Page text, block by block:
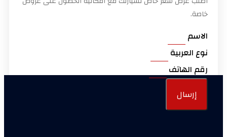
خاصة.
الاسم
نوع العربية
رقم الهاتف
إرسال